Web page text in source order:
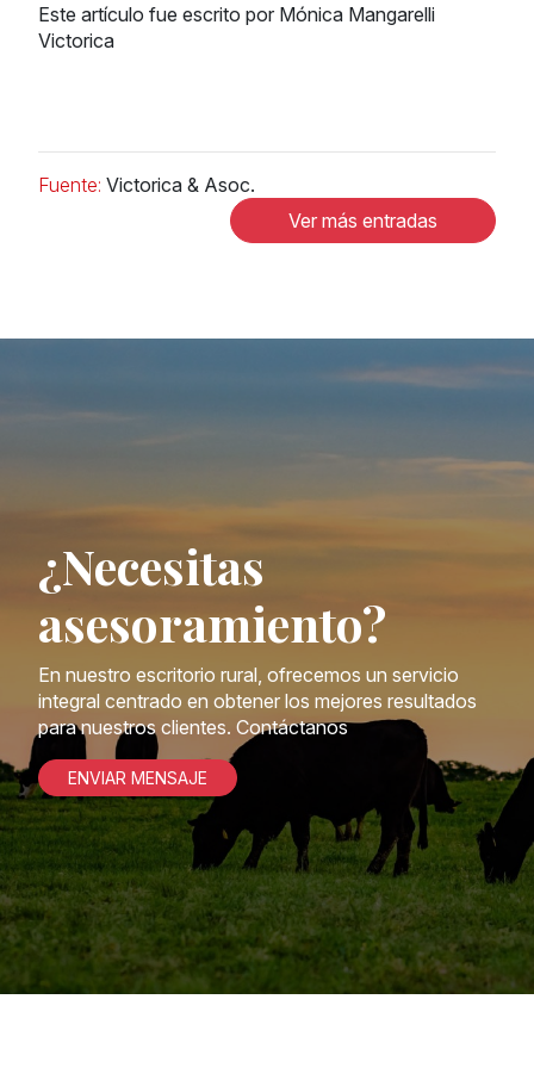
Este artículo fue escrito por Mónica Mangarelli
Victorica
Fuente: Victorica & Asoc.
Ver más entradas
¿Necesitas
asesoramiento?
En nuestro escritorio rural, ofrecemos un servicio
integral centrado en obtener los mejores resultados
para nuestros clientes. Contáctanos
ENVIAR MENSAJE